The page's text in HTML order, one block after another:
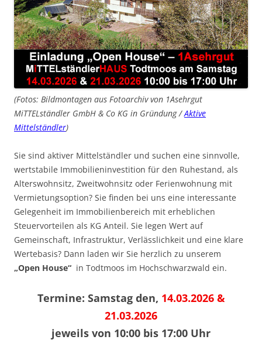
(Fotos: Bildmontagen aus Fotoarchiv von 1Asehrgut
MiTTELständler GmbH & Co KG in Gründung /Aktive
Mittelständler)
Sie sind aktiver Mittelständler und suchen eine sinnvolle,
wertstabile Immobilieninvestition für den Ruhestand, als
Alterswohnsitz, Zweitwohnsitz oder Ferienwohnung mit
Vermietungsoption? Sie finden bei uns eine interessante
Gelegenheit im Immobilienbereich mit erheblichen
Steuervorteilen als KG Anteil. Sie legen Wert auf
Gemeinschaft, Infrastruktur, Verlässlichkeit und eine klare
Wertebasis? Dann laden wir Sie herzlich zu unserem
„Open House“ in Todtmoos im Hochschwarzwald ein.
Termine: Samstag den, 14.03.2026 &
21.03.2026
jeweils von 10:00 bis 17:00 Uhr